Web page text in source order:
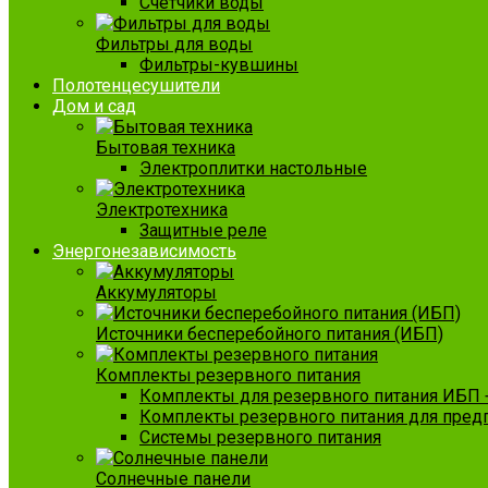
Фильтры для воды
Фильтры-кувшины
Полотенцесушители
Дом и сад
Бытовая техника
Электроплитки настольные
Электротехника
Защитные реле
Энергонезависимость
Аккумуляторы
Источники бесперебойного питания (ИБП)
Комплекты резервного питания
Комплекты для резервного питания ИБП
Комплекты резервного питания для
Системы резервного питания
Солнечные панели